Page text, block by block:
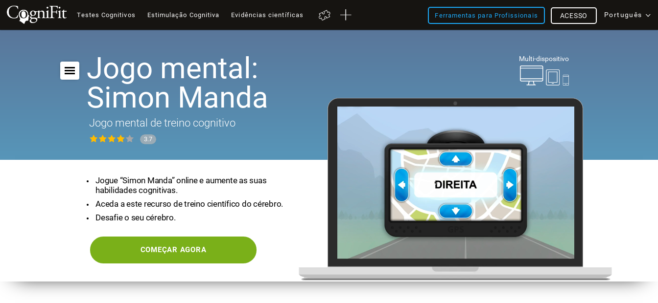
Testes Cognitivos Estimulação Cognitiva Evidências científicas Ferramentas para Profissionais Português
ACESSO
Multi-dispositivo
Jogo mental:
Simon Manda
Jogo mental de treino cognitivo
3.7
Jogue “Simon Manda” online e aumente as suas
habilidades cognitivas.
Aceda a este recurso de treino científico do cérebro.
Desafie o seu cérebro.
COMEÇAR AGORA